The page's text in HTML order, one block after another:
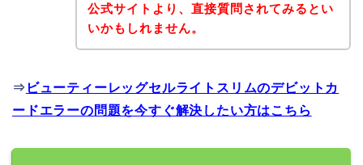
公式サイトより、直接質問されてみるとい
いかもしれません。
⇒ ビューティーレッグセルライトスリムのデビットカ
ードエラーの問題を今すぐ解決したい方はこちら